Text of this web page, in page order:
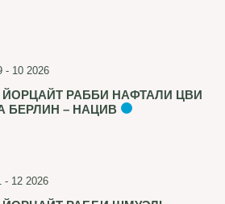
- 10 2026
ЙОРЦАЙТ РАББИ НАФТАЛИ ЦВИ
БЕРЛИН – НАЦИВ
- 12 2026